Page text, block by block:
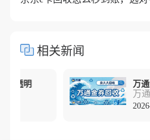
相关新闻
透明 万通
万通
2026-